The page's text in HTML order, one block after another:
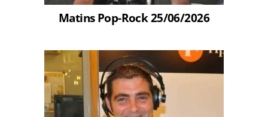
Matins Pop-Rock 25/06/2026